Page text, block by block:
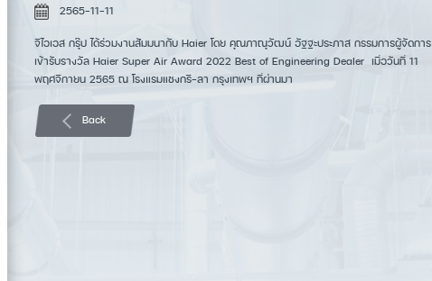
2565-11-11
จีไอเอส กรุ๊ป ได้ร่วมงานสัมมนากับ Haier โดย คุณภาณุวัฒน์ อัฐฐะประภาส กรรมการผู้จัดการ
เข้ารับรางวัล Haier Super Air Award 2022 Best of Engineering Dealer เมื่อวันที่ 11
พฤศจิกายน 2565 ณ โรงแรมแชงกรี-ลา กรุงเทพฯ ที่ผ่านมา
Back